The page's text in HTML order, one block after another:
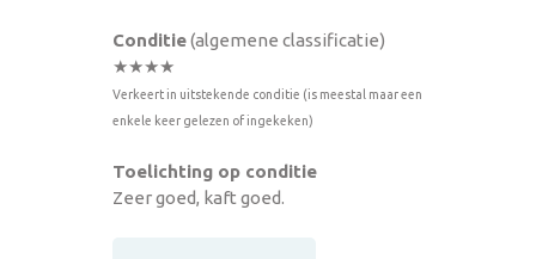
Conditie(algemene classificatie)
★★★★
Verkeert in uitstekende conditie (is meestal maar een
enkele keer gelezen of ingekeken)
Toelichting op conditie
Zeer goed, kaft goed.